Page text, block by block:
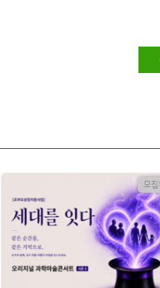
모집